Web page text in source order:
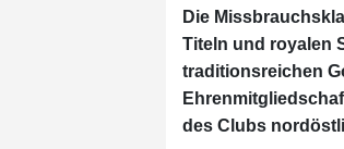
Die
Titeln und royalen
traditionsreichen
des Clubs